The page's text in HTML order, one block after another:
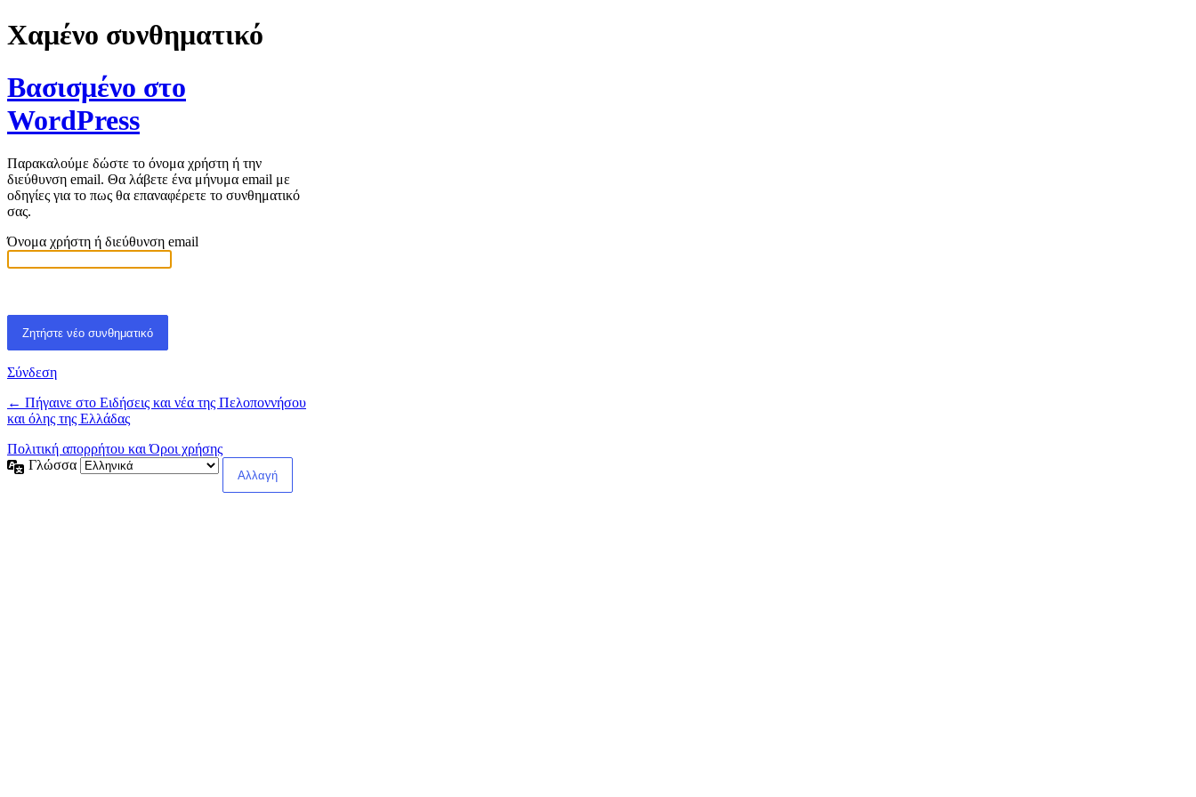
Χαμένο συνθηματικό
Βασισμένο στο
WordPress
Παρακαλούμε δώστε το όνομα χρήστη ή την
διεύθυνση email. Θα λάβετε ένα μήνυμα email με
οδηγίες για το πως θα επαναφέρετε το συνθηματικό
σας.
Όνομα χρήστη ή διεύθυνση email
Σύνδεση
← Πήγαινε στο Ειδήσεις και νέα της Πελοποννήσου
και όλης της Ελλάδας
Πολιτική απορρήτου και Όροι χρήσης
Γλώσσα